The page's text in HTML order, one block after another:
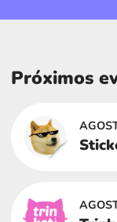
Próximos